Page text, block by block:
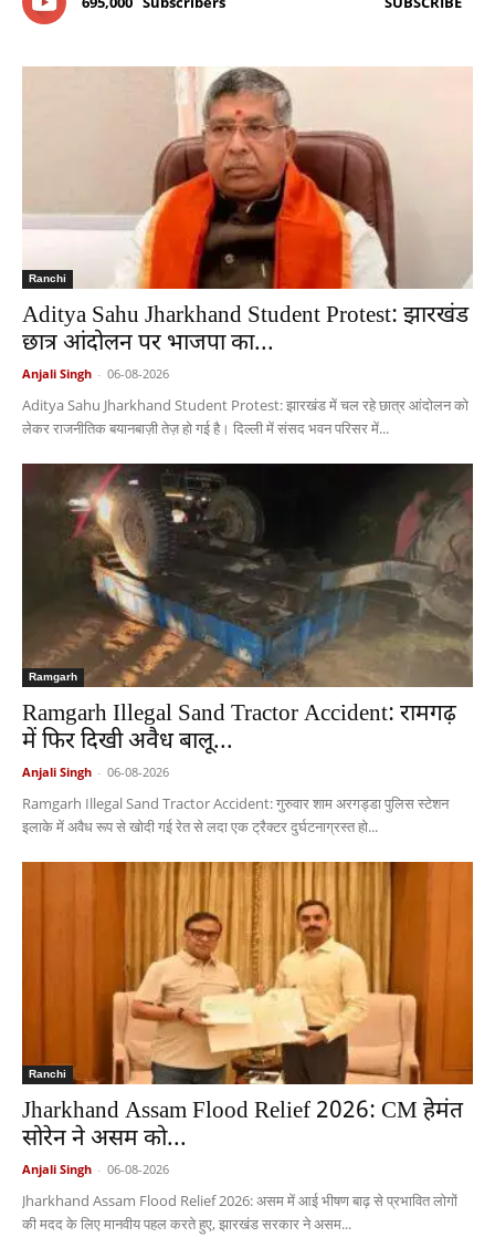
Ranchi
Aditya Sahu Jharkhand Student Protest: झारखंड
छात्र आंदोलन पर भाजपा का...
Anjali Singh - 06-08-2026
Aditya Sahu Jharkhand Student Protest: झारखंड में चल रहे छात्र आंदोलन को
लेकर राजनीतिक बयानबाज़ी तेज़ हो गई है। दिल्ली में संसद भवन परिसर में...
Ramgarh
Ramgarh Illegal Sand Tractor Accident: रामगढ़
में फिर दिखी अवैध बालू...
Anjali Singh - 06-08-2026
Ramgarh Illegal Sand Tractor Accident: गुरुवार शाम अरगड्डा पुलिस स्टेशन
इलाके में अवैध रूप से खोदी गई रेत से लदा एक ट्रैक्टर दुर्घटनाग्रस्त हो...
Ranchi
Jharkhand Assam Flood Relief 2026: CM हेमंत
सोरेन ने असम को...
Anjali Singh - 06-08-2026
Jharkhand Assam Flood Relief 2026: असम में आई भीषण बाढ़ से प्रभावित लोगों
की मदद के लिए मानवीय पहल करते हुए, झारखंड सरकार ने असम...